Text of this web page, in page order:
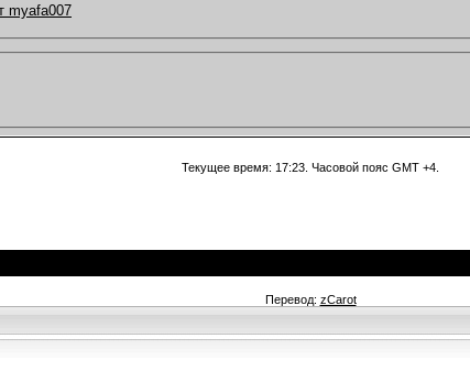
myafa007
Текущее время: 17:23 . Часовой пояс GMT +4.
Перевод: zCarot